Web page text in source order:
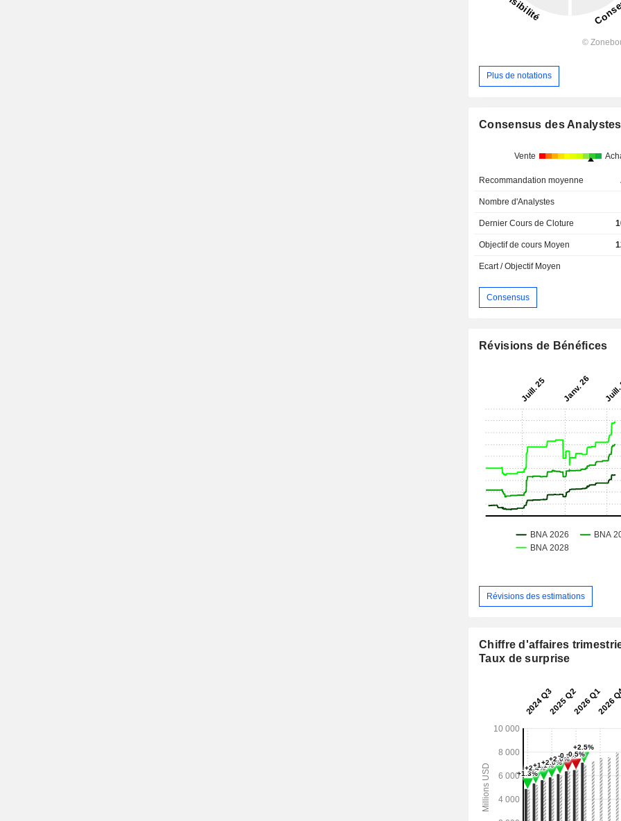
Plus de notations
Consensus des Analystes
Vente
Recommandation moyenne
Nombre d'Analystes
Dernier Cours de Cloture
Objectif de cours Moyen
Ecart / Objectif Moyen
Consensus
Révisions de Bénéfices
Révisions des estimations
Chiffre d'affaires
Taux de surprise